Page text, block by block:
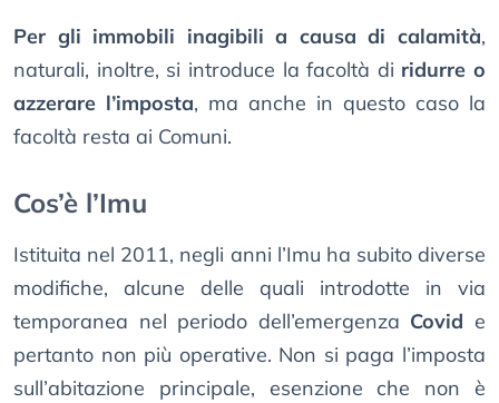
Per gli immobili inagibili a causa di calamità,
naturali, inoltre, si introduce la facoltà di ridurre o
azzerare l’imposta, ma anche in questo caso la
facoltà resta ai Comuni.
Cos’è l’Imu
Istituita nel 2011, negli anni l’Imu ha subito diverse
modifiche, alcune delle quali introdotte in via
temporanea nel periodo dell’emergenza Covid e
pertanto non più operative. Non si paga l’imposta
sull’abitazione principale, esenzione che non è